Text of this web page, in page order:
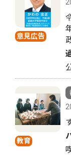
意見広告
教育